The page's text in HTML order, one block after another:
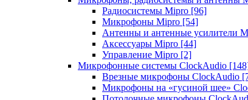
Радиосистемы Mipro [96]
Микрофоны Mipro [54]
Антенны и антенные усилители
Аксессуары Mipro [44]
Управление Mipro [2]
Микрофонные системы ClockAudio
Врезные микрофоны ClockAudio
Микрофоны на «гусиной шее»